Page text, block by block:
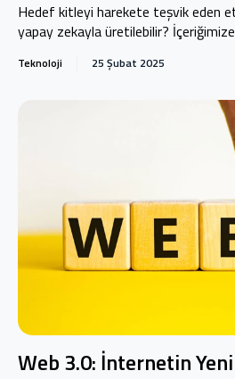
Hedef kitleyi harekete teşvik eden
yapay zekayla üretilebilir?
Teknoloji 25 Şubat 2025
Web 3.0: İnternetin Yeni